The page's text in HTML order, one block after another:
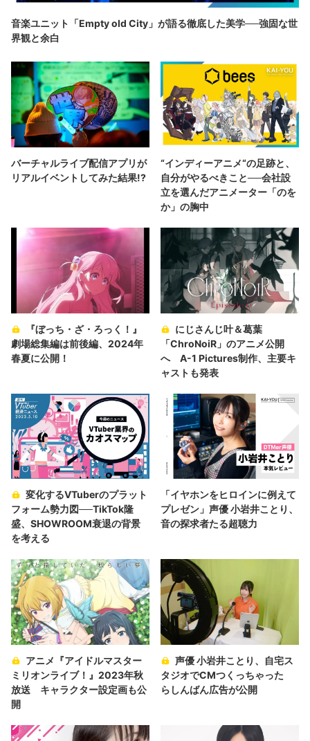
音楽ユニット「Empty old City」が語る徹底した美学──強固な世
界観と余白
バーチャルライブ配信アプリが
リアルイベントしてみた結果!?
“インディーアニメ“の足跡と、
自分がやるべきこと──会社設
立を選んだアニメーター「のを
か」の胸中
『ぼっち・ざ・ろっく！』
劇場総集編は前後編、2024年
春夏に公開！
にじさんじ叶＆葛葉
「ChroNoiR」のアニメ公開
へ A-1 Pictures制作、主要キ
ャストも発表
変化するVTuberのプラット
フォーム勢力図──TikTok隆
盛、SHOWROOM衰退の背景
を考える
「イヤホンをヒロインに例えて
プレゼン」声優 小岩井ことり、
音の探求者たる超聴力
アニメ『アイドルマスター
ミリオンライブ！』2023年秋
放送 キャラクター設定画も公
開
声優 小岩井ことり、自宅ス
タジオでCMつくっちゃった
らしんばん広告が公開